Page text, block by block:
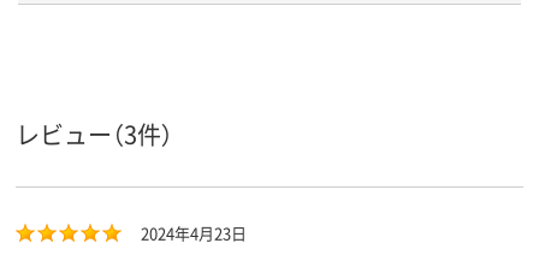
アスクル
スコア
レビュー（3件）
2024年4月23日